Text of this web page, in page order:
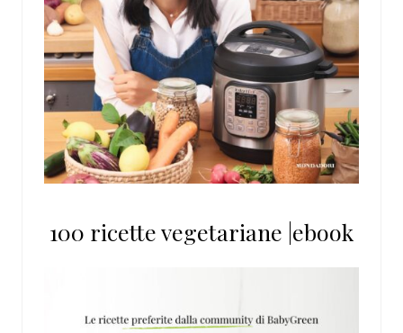
100 ricette vegetariane |ebook